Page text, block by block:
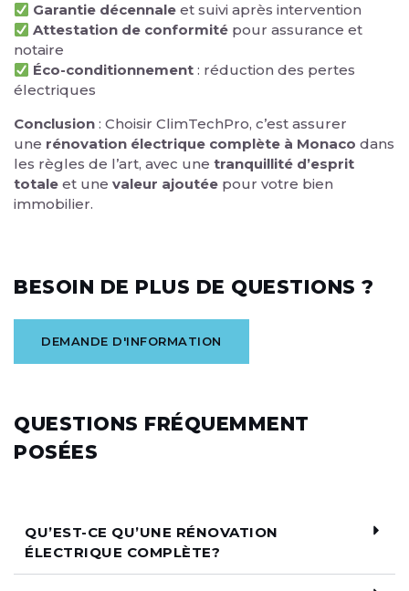
Garantie décennale et suivi après intervention
Attestation de conformité pour assurance et
notaire
Éco-conditionnement : réduction des pertes
électriques
Conclusion : Choisir ClimTechPro, c’est assurer
une rénovation électrique complète à Monaco dans
les règles de l’art, avec une tranquillité d’esprit
totale et une valeur ajoutée pour votre bien
immobilier.
BESOIN DE PLUS DE QUESTIONS ?
DEMANDE D'INFORMATION
QUESTIONS FRÉQUEMMENT
POSÉES
QU’EST-CE QU’UNE RÉNOVATION
ÉLECTRIQUE COMPLÈTE?